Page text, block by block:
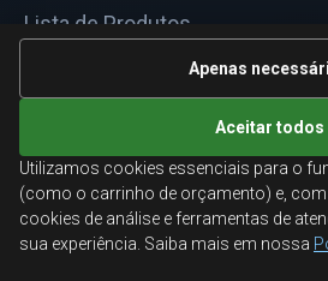
Lista de Produtos
Informações Técnicas
ATENDIMENTO
Orçamentos corporativos,
e suporte especializado.
Apenas
Aceitar todos
Utilizamos cookies essenciais para o
(como o carrinho de orçamento) e,
cookies de análise e ferramentas de
sua experiência. Saiba mais em nossa